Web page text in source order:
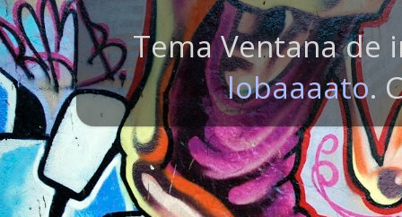
Tema Ventana de
lobaaaato.